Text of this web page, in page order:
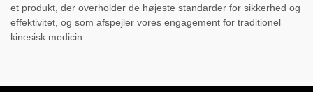
et produkt, der overholder de højeste standarder for sikkerhed og
effektivitet, og som afspejler vores engagement for traditionel
kinesisk medicin.